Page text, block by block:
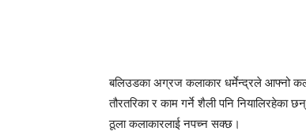
बलिउडका अग्रज कलाकार धर्मेन्द्रले आफ्नो
तौरतरिका र काम गर्ने शैली पनि
ठूला कलाकारलाई नपच्न सक्छ।